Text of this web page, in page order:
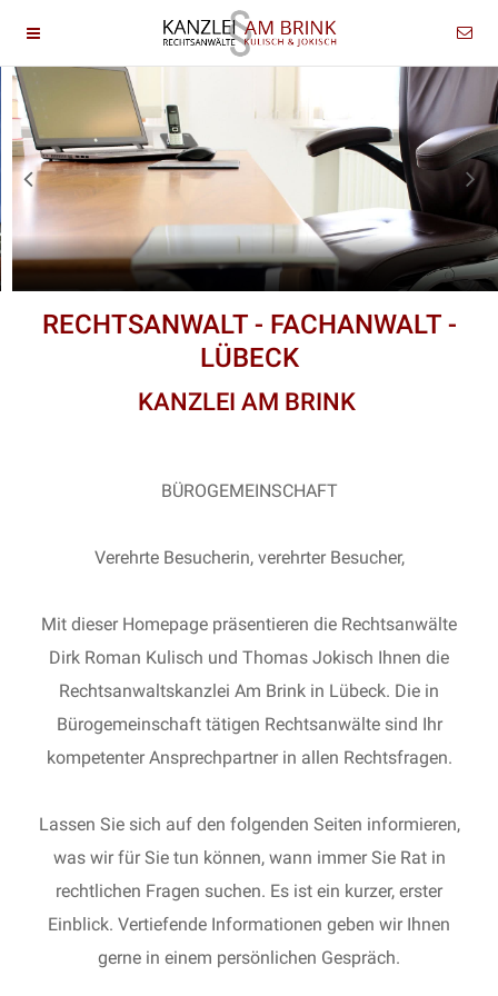
RECHTSANWALT - FACHANWALT -
LÜBECK
KANZLEI AM BRINK
BÜROGEMEINSCHAFT
Verehrte Besucherin, verehrter Besucher,
Mit dieser Homepage präsentieren die Rechtsanwälte
Dirk Roman Kulisch und Thomas Jokisch Ihnen die
Rechtsanwaltskanzlei Am Brink in Lübeck. Die in
Bürogemeinschaft tätigen Rechtsanwälte sind Ihr
kompetenter Ansprechpartner in allen Rechtsfragen.
Lassen Sie sich auf den folgenden Seiten informieren,
was wir für Sie tun können, wann immer Sie Rat in
rechtlichen Fragen suchen. Es ist ein kurzer, erster
Einblick. Vertiefende Informationen geben wir Ihnen
gerne in einem persönlichen Gespräch.